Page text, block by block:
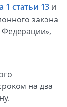
1 статьи 13 и
закона
Федерации»,
на два